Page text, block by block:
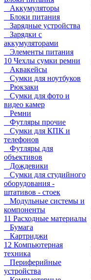
Аккумуляторы
Блоки питания
Зарядные устройства
Зарядки с
аккумуляторами
Элементы питания
10 Чехлы сумки ремни
Аквакейсы
Сумки для ноутбуков
Рюкзаки
Сумки для фото и
видео камер
Ремни
Футляры прочие
Сумки для КПК и
телефонов
Футляры для
объективов
Дождевики
Сумки для студийного
оборудования -
штативов - стоек
Модульные системы и
компоненты
11 Расходные материалы
Бумага
Картриджи
12 Компьютерная
техника
Периферийные
устройства